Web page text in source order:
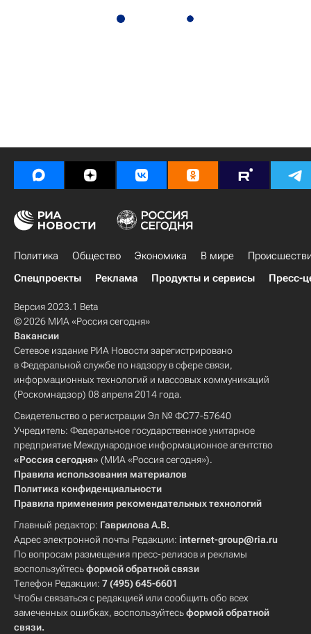
Политика Общество Экономика В мире
Спецпроекты
Реклама Продукты и сервисы Пресс-
Версия 2023.1 Beta
© 2026 МИА «Россия сегодня»
Вакансии
Сетевое издание РИА Новости зарегистрировано
в Федеральной службе по надзору в сфере связи,
информационных технологий и массовых коммуникаций
(Роскомнадзор) 08 апреля 2014 года.
Свидетельство о регистрации Эл № ФС77-57640
Учредитель: Федеральное государственное унитарное
предприятие Международное информационное агентство
«Россия сегодня» (МИА «Россия сегодня»).
Правила использования материалов
Политика конфиденциальности
Правила применения рекомендательных технологий
Главный редактор: Гаврилова А.В.
Адрес электронной почты Редакции: internet-group@ria.ru
По вопросам размещения пресс-релизов и рекламы
воспользуйтесьформой обратной связи
Телефон Редакции: 7 (495) 645-6601
Чтобы связаться с редакцией или сообщить обо всех
замеченных ошибках, воспользуйтесьформой обратной
связи.